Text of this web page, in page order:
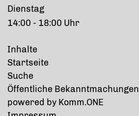
Dienstag
14:00 - 18:00 Uhr
Inhalte
Startseite
Suche
Öffentliche Bekanntmachungen
powered by Komm.ONE